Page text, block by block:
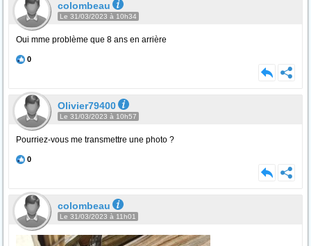
colombeau
Le 31/03/2023 à 10h34
Oui mme problème que 8 ans en arrière
0
Olivier79400
Le 31/03/2023 à 10h57
Pourriez-vous me transmettre une photo ?
0
colombeau
Le 31/03/2023 à 11h01